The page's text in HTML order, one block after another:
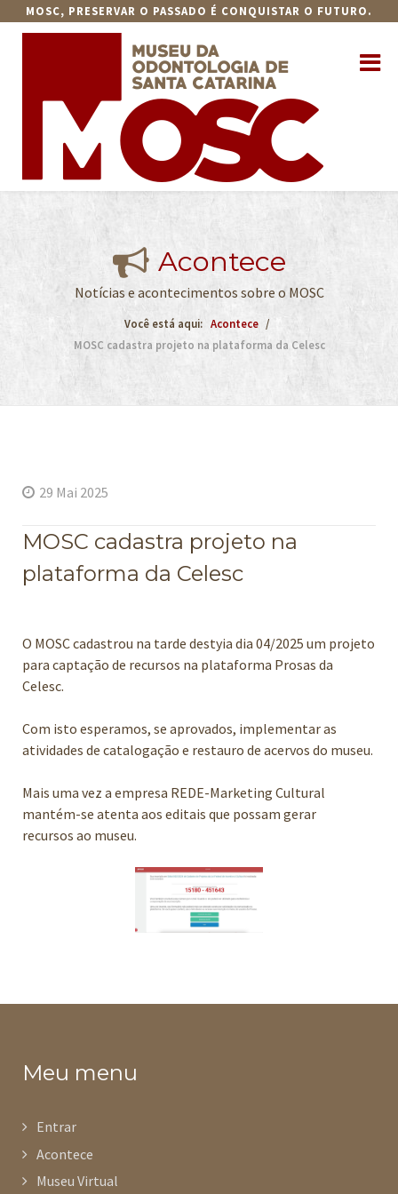
MOSC, PRESERVAR O PASSADO É CONQUISTAR O FUTURO.
Acontece
Notícias e acontecimentos sobre o MOSC
Você está aqui: Acontece
MOSC cadastra projeto na plataforma da Celesc
29 Mai 2025
MOSC cadastra projeto na
plataforma da Celesc
O MOSC cadastrou na tarde destyia dia 04/2025 um projeto
para captação de recursos na plataforma Prosas da
Celesc.
Com isto esperamos, se aprovados, implementar as
atividades de catalogação e restauro de acervos do museu.
Mais uma vez a empresa REDE-Marketing Cultural
mantém-se atenta aos editais que possam gerar
recursos ao museu.
Meu menu
Entrar
Acontece
Museu Virtual